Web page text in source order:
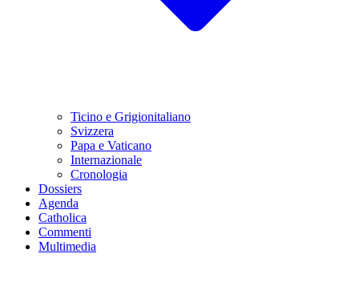
Ticino e Grigionitaliano
Svizzera
Papa e Vaticano
Internazionale
Cronologia
Dossiers
Agenda
Catholica
Commenti
Multimedia